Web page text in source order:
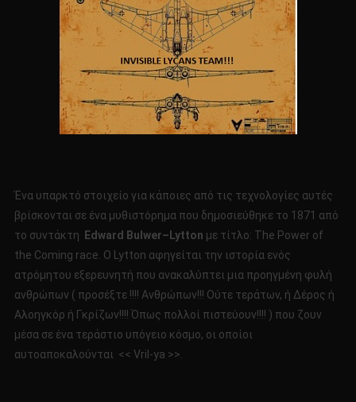
Ένα υπαρκτό στοιχείο για κάποιες από τις τεχνολογίες αυτές
βρίσκονται σε ένα μυθιστόρημα που δημοσιεύθηκε το 1871 από
το συντάκτη
Edward Bulwer– Lytton με τίτλο: Τhe Power of
the Coming race. O Lytton αφηγείται την ιστορία ενός
ατρόμητου εξερευνητή που ανακαλύπτει μια προηγμένη φυλή
ανθρώπων ( προσέξτε !!!! Ανθρώπων!!! Ούτε τεράτων, ή Δέρος ή
Αλοηγκόρ ή Γκρίζων!!!! Όπως πολλοί πιστεύουν!!!! ) που ζουν
μέσα σε ένα τεράστιο υπόγειο κόσμο, οι οποίοι
αυτοαποκαλούνται << Vril-ya >>.